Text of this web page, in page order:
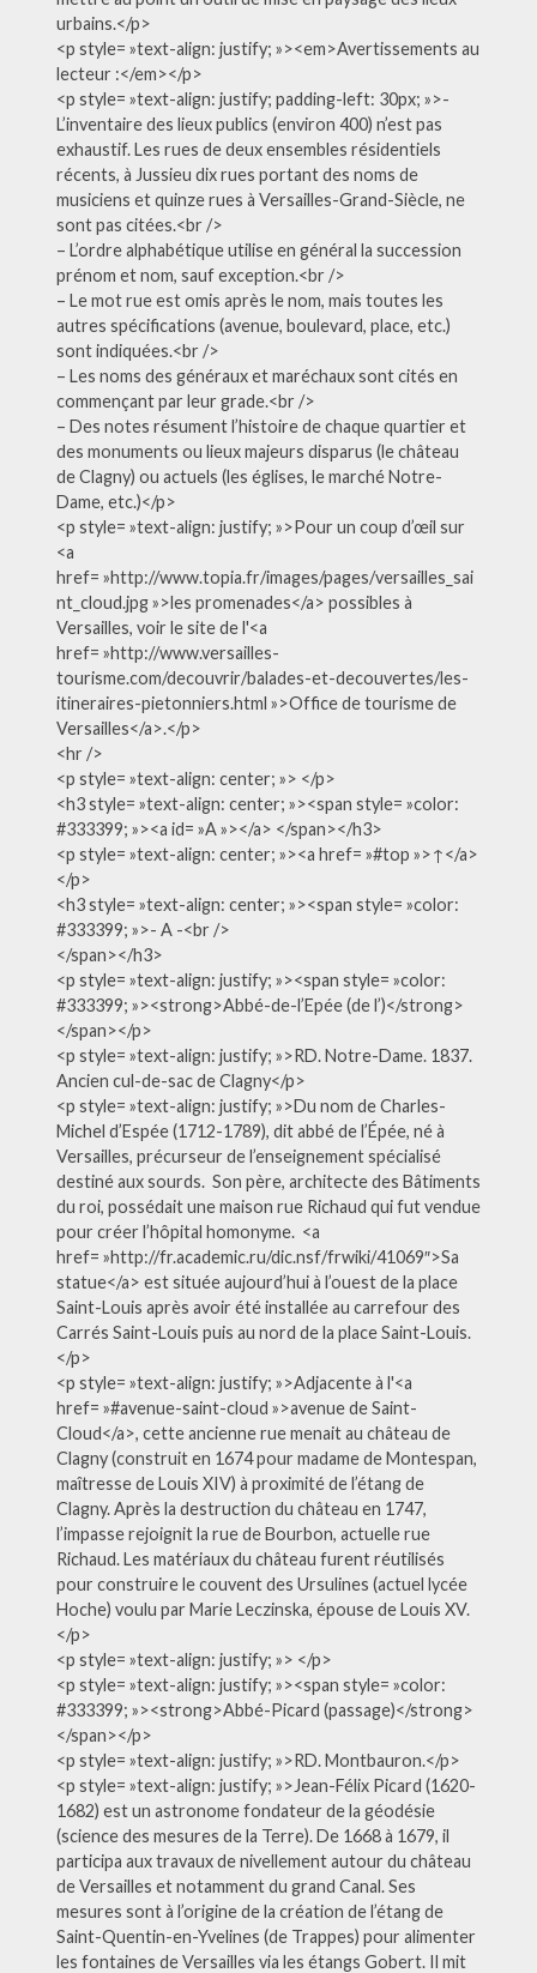
urbains.</p>
<p style= »text-align: justify; »><em>Avertissements au
lecteur :</em></p>
<p style= »text-align: justify; padding-left: 30px; »>-
L’inventaire des lieux publics (environ 400) n’est pas
exhaustif. Les rues de deux ensembles résidentiels
récents, à Jussieu dix rues portant des noms de
musiciens et quinze rues à Versailles-Grand-Siècle, ne
sont pas citées.<br />
– L’ordre alphabétique utilise en général la succession
prénom et nom, sauf exception.<br />
– Le mot rue est omis après le nom, mais toutes les
autres spécifications (avenue, boulevard, place, etc.)
sont indiquées.<br />
– Les noms des généraux et maréchaux sont cités en
commençant par leur grade.<br />
– Des notes résument l’histoire de chaque quartier et
des monuments ou lieux majeurs disparus (le château
de Clagny) ou actuels (les églises, le marché Notre-
Dame, etc.)</p>
<p style= »text-align: justify; »>Pour un coup d’œil sur
<a
href= »http://www.topia.fr/images/pages/versailles_sai
nt_cloud.jpg »>les promenades</a> possibles à
Versailles, voir le site de l'<a
href= »http://www.versailles-
tourisme.com/decouvrir/balades-et-decouvertes/les-
itineraires-pietonniers.html »>Office de tourisme de
Versailles</a>.</p>
<hr />
<p style= »text-align: center; »> </p>
<h3 style= »text-align: center; »><span style= »color:
#333399; »><a id= »A »></a> </span></h3>
<p style= »text-align: center; »><a href= »#top »>↑</a>
</p>
<h3 style= »text-align: center; »><span style= »color:
#333399; »>- A -<br />
</span></h3>
<p style= »text-align: justify; »><span style= »color:
#333399; »><strong>Abbé-de-l’Epée (de l’)</strong>
</span></p>
<p style= »text-align: justify; »>RD. Notre-Dame. 1837.
Ancien cul-de-sac de Clagny</p>
<p style= »text-align: justify; »>Du nom de Charles-
Michel d’Espée (1712-1789), dit abbé de l’Épée, né à
Versailles, précurseur de l’enseignement spécialisé
destiné aux sourds. Son père, architecte des Bâtiments
du roi, possédait une maison rue Richaud qui fut vendue
pour créer l’hôpital homonyme. <a
href= »http://fr.academic.ru/dic.nsf/frwiki/41069″>Sa
statue</a> est située aujourd’hui à l’ouest de la place
Saint-Louis après avoir été installée au carrefour des
Carrés Saint-Louis puis au nord de la place Saint-Louis.
</p>
<p style= »text-align: justify; »>Adjacente à l'<a
href= »#avenue-saint-cloud »>avenue de Saint-
Cloud</a>, cette ancienne rue menait au château de
Clagny (construit en 1674 pour madame de Montespan,
maîtresse de Louis XIV) à proximité de l’étang de
Clagny. Après la destruction du château en 1747,
l’impasse rejoignit la rue de Bourbon, actuelle rue
Richaud. Les matériaux du château furent réutilisés
pour construire le couvent des Ursulines (actuel lycée
Hoche) voulu par Marie Leczinska, épouse de Louis XV.
</p>
<p style= »text-align: justify; »> </p>
<p style= »text-align: justify; »><span style= »color:
#333399; »><strong>Abbé-Picard (passage)</strong>
</span></p>
<p style= »text-align: justify; »>RD. Montbauron.</p>
<p style= »text-align: justify; »>Jean-Félix Picard (1620-
1682) est un astronome fondateur de la géodésie
(science des mesures de la Terre). De 1668 à 1679, il
participa aux travaux de nivellement autour du château
de Versailles et notamment du grand Canal. Ses
mesures sont à l’origine de la création de l’étang de
Saint-Quentin-en-Yvelines (de Trappes) pour alimenter
les fontaines de Versailles via les étangs Gobert. Il mit